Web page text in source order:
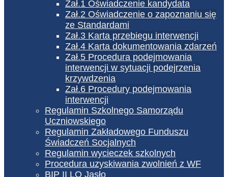
Zał.1 Oświadczenie kandydata
Zał.2 Oświadczenie o zapoznaniu się
ze Standardami
Zał.3 Karta przebiegu interwencji
Zał.4 Karta dokumentowania zdarzeń
Zał.5 Procedura podejmowania
interwencji w sytuacji podejrzenia
krzywdzenia
Zał.6 Procedury podejmowania
interwencji
Regulamin Szkolnego Samorządu
Uczniowskiego
Regulamin Zakładowego Funduszu
Świadczeń Socjalnych
Regulamin wycieczek szkolnych
Procedura uzyskiwania zwolnień z WF
BIP II LO Jasło